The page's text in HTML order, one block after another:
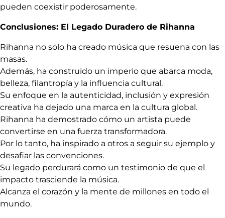
pueden coexistir poderosamente.
Conclusiones: El Legado Duradero de Rihanna
Rihanna no solo ha creado música que resuena con las
masas.
Además, ha construido un imperio que abarca moda,
belleza, filantropía y la influencia cultural.
Su enfoque en la autenticidad, inclusión y expresión
creativa ha dejado una marca en la cultura global.
Rihanna ha demostrado cómo un artista puede
convertirse en una fuerza transformadora.
Por lo tanto, ha inspirado a otros a seguir su ejemplo y
desafiar las convenciones.
Su legado perdurará como un testimonio de que el
impacto trasciende la música.
Alcanza el corazón y la mente de millones en todo el
mundo.